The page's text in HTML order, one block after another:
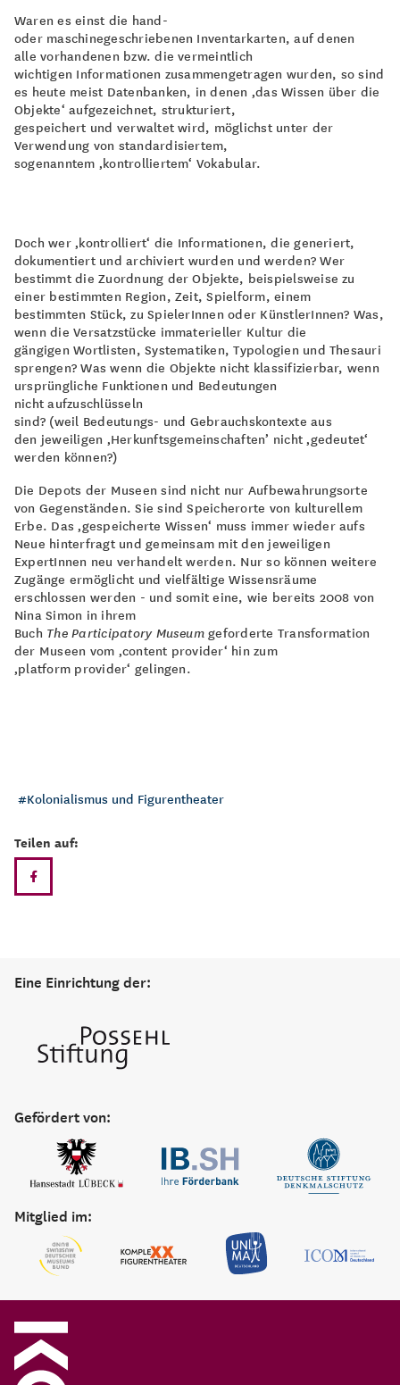
Waren es einst die hand-
oder maschinegeschriebenen Inventarkarten, auf denen
alle vorhandenen bzw. die vermeintlich
wichtigen Informationen zusammengetragen wurden, so sind
es heute meist Datenbanken, in denen ‚das Wissen über die
Objekte‘ aufgezeichnet, strukturiert,
gespeichert und verwaltet wird, möglichst unter der
Verwendung von standardisiertem,
sogenanntem ‚kontrolliertem‘ Vokabular.
Doch wer ‚kontrolliert‘ die Informationen, die generiert,
dokumentiert und archiviert wurden und werden? Wer
bestimmt die Zuordnung der Objekte, beispielsweise zu
einer bestimmten Region, Zeit, Spielform, einem
bestimmten Stück, zu SpielerInnen oder KünstlerInnen? Was,
wenn die Versatzstücke immaterieller Kultur die
gängigen Wortlisten, Systematiken, Typologien und Thesauri
sprengen? Was wenn die Objekte nicht klassifizierbar, wenn
ursprüngliche Funktionen und Bedeutungen
nicht aufzuschlüsseln
sind? (weil Bedeutungs- und Gebrauchskontexte aus
den jeweiligen ‚Herkunftsgemeinschaften’ nicht ‚gedeutet‘
werden können?)
Die Depots der Museen sind nicht nur Aufbewahrungsorte
von Gegenständen. Sie sind Speicherorte von kulturellem
Erbe. Das ‚gespeicherte Wissen‘ muss immer wieder aufs
Neue hinterfragt und gemeinsam mit den jeweiligen
ExpertInnen neu verhandelt werden. Nur so können weitere
Zugänge ermöglicht und vielfältige Wissensräume
erschlossen werden - und somit eine, wie bereits 2008 von
Nina Simon in ihrem
Buch TheParticipatoryMuseumgeforderte Transformation
der Museen vom ‚content provider‘ hin zum
‚platform provider‘ gelingen.
Kolonialismus und Figurentheater
Teilen auf:
Eine Einrichtung der:
Gefördert von:
Mitglied im: